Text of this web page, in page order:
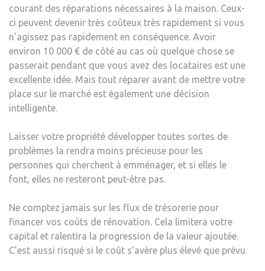
courant des réparations nécessaires à la maison. Ceux-
ci peuvent devenir très coûteux très rapidement si vous
n’agissez pas rapidement en conséquence. Avoir
environ 10 000 € de côté au cas où quelque chose se
passerait pendant que vous avez des locataires est une
excellente idée. Mais tout réparer avant de mettre votre
place sur le marché est également une décision
intelligente.
Laisser votre propriété développer toutes sortes de
problèmes la rendra moins précieuse pour les
personnes qui cherchent à emménager, et si elles le
font, elles ne resteront peut-être pas.
Ne comptez jamais sur les flux de trésorerie pour
financer vos coûts de rénovation. Cela limitera votre
capital et ralentira la progression de la valeur ajoutée.
C’est aussi risqué si le coût s’avère plus élevé que prévu.